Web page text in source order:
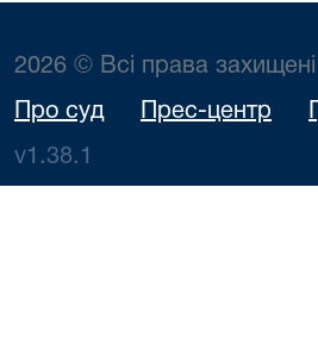
2026 © Всі права захищені
Про суд Прес-центр
v1.38.1